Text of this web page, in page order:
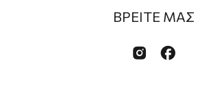
ΒΡΕΙΤΕ ΜΑΣ
 